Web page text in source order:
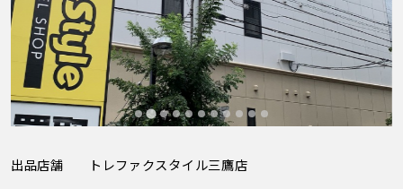
出品店舗
トレファクスタイル三鷹店